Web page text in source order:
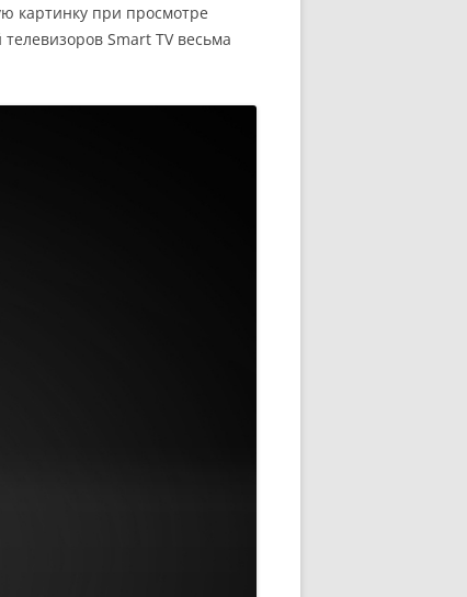
картинку при просмотре
Smart TV весьма